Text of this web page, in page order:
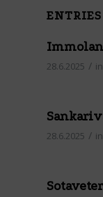
28.6.2025 / in
28.6.2025 / in